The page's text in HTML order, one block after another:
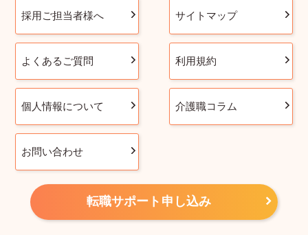
採用ご担当者様へ サイトマップ
よくあるご質問 利用規約
個人情報について 介護職コラム
お問い合わせ
転職サポート申し込み